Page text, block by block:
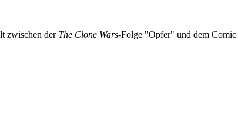
zwischen der The Clone Wars-Folge "Opfer" und dem Comic